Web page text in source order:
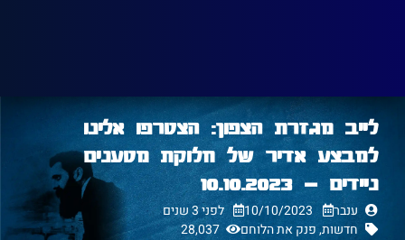
לייב מגזרת הצפון: הצטרפו אלינו
למבצע אדיר של חלוקת מטענים
ניידים – 10.10.2023
ענבר 10/10/2023
לפני 3 שנים
חדשות,פנק את הלוחם 28,037